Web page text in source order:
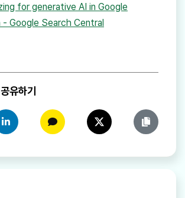
for generative AI in Google
- Google Search Central
유하기
유하기
링크드인에 공유하기카카오톡에 공유하기트위터에 공유하기링크 복사